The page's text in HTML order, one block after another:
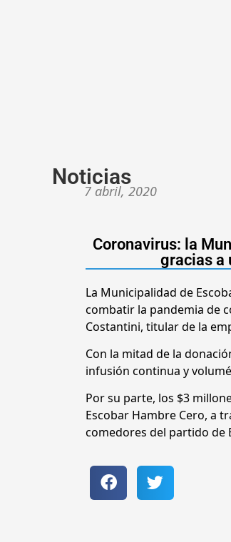
Noticias
7 abril, 2020
Coronavirus: la
gracias a
La Municipalidad de
combatir la pandemia de
Costantini, titular de la
Con la mitad de la
infusión continua y
Por su parte, los $3
Escobar Hambre Cero, a
comedores del partido de